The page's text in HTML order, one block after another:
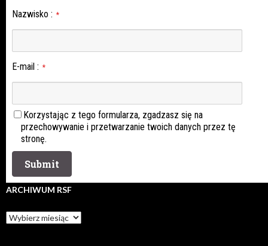
Nazwisko : *
E-mail : *
Korzystając z tego formularza, zgadzasz się na
przechowywanie i przetwarzanie twoich danych przez tę
stronę.
ARCHIWUM RSF
Archiwum
rsf